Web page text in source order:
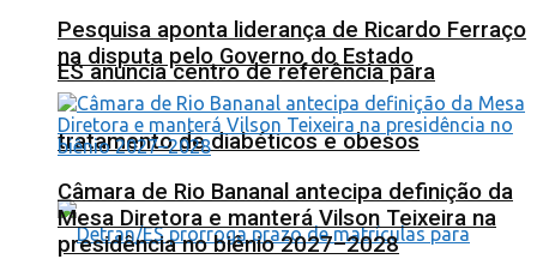
ES anuncia centro de referência para
tratamento de diabéticos e obesos
Pesquisa aponta liderança de Ricardo Ferraço
na disputa pelo Governo do Estado
Câmara de Rio Bananal antecipa definição da
Mesa Diretora e manterá Vilson Teixeira na
presidência no biênio 2027–2028